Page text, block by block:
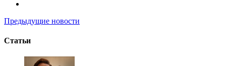
Предыдущие новости
Статьи